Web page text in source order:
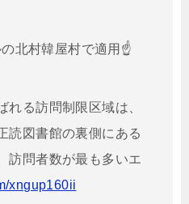
北村韓屋村で適用☝️
れる訪問制限区域は、
読図書館の裏側にある
訪問者数が最も多いエ
xngup160ii